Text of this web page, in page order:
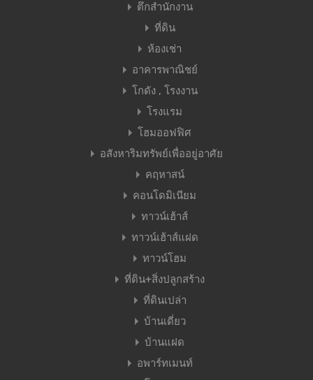
ตึกสำนักงาน
ที่ดิน
ห้องเช่า
อาคารพาณิชย์
โกดัง , โรงงาน
โรงแรม
โฮมออฟฟิศ
อสังหาริมทรัพย์เพื่ออยู่อาศัย
คฤหาสน์
คอนโดมิเนียม
ทาวน์เฮ้าส์
ทาวน์เฮ้าส์แฝด
ทาวน์โฮม
ที่ดิน+สิ่งปลูกสร้าง
ที่ดินเปล่า
บ้านเดี่ยว
บ้านแฝด
อพาร์ทเมนท์